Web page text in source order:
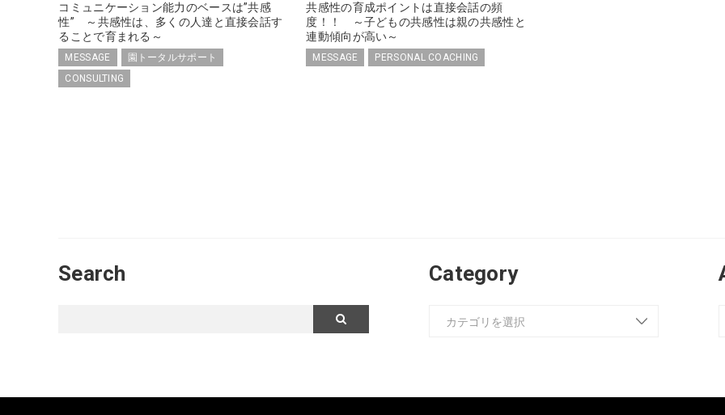
コミュニケーション能力のベースは”共感
性” ～共感性は、多くの人達と直接会話す
ることで育まれる～
MESSAGE
園トータルサポート
CONSULTING
共感性の育成ポイントは直接会話の頻
度！！ ～子どもの共感性は親の共感性と
連動傾向が高い～
MESSAGE PERSONAL COACHING
Search Category